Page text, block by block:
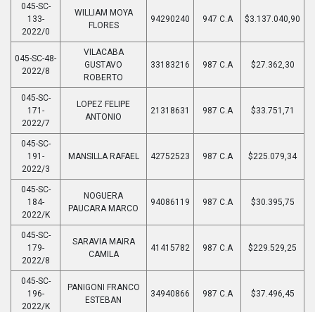
045-SC-
133-
2022/0
WILLIAM MOYA
FLORES
94290240 947 C.A $3.137.040,90
045-SC-48-
2022/8
VILACABA
GUSTAVO
ROBERTO
33183216 987 C.A $27.362,30
045-SC-
171-
2022/7
LOPEZ FELIPE
ANTONIO
21318631 987 C.A $33.751,71
045-SC-
191-
2022/3
MANSILLA RAFAEL 42752523 987 C.A $225.079,34
045-SC-
184-
2022/K
NOGUERA
PAUCARA MARCO
94086119 987 C.A $30.395,75
045-SC-
179-
2022/8
SARAVIA MAIRA
CAMILA
41415782 987 C.A $229.529,25
045-SC-
196-
2022/K
PANIGONI FRANCO
ESTEBAN
34940866 987 C.A $37.496,45